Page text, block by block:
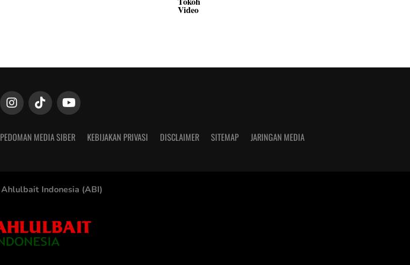
Video
PEDOMAN MEDIA SIBER KEBIJAKAN PRIVASI DISCLAIMER SITEMAP JARINGAN MEDIA
Ahlulbait Indonesia (ABI)